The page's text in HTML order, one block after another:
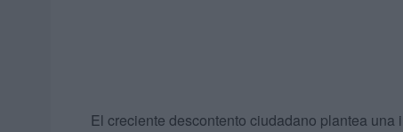
El creciente descontento ciudadano plantea